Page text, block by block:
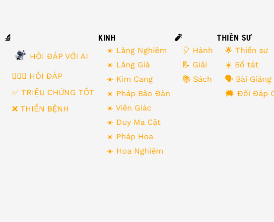
🔬
HỎI ĐÁP VỚI AI
🙋🏻‍♂️ HỎI ĐÁP
✅ TRIỆU CHỨNG TỐT
❌ THIỀN BỆNH
KINH
☀️ Lăng Nghiêm
☀️ Lăng Già
☀️ Kim Cang
☀️ Pháp Bảo Đàn
☀️ Viên Giác
☀️ Duy Ma Cật
☀️ Pháp Hoa
☀️ Hoa Nghiêm
🧨
🎈 Hành
📝 Giải
📚 Sách
THIỀN SƯ
🌟 Thiền sư
☀️ Bồ tát
🗣 Bài Giảng
🗯 Đối Đáp